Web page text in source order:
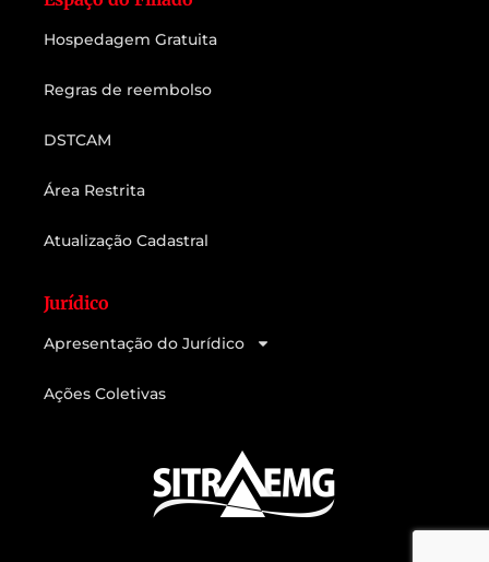
Hospedagem Gratuita
Regras de reembolso
DSTCAM
Área Restrita
Atualização Cadastral
Jurídico
Apresentação do Jurídico
Ações Coletivas